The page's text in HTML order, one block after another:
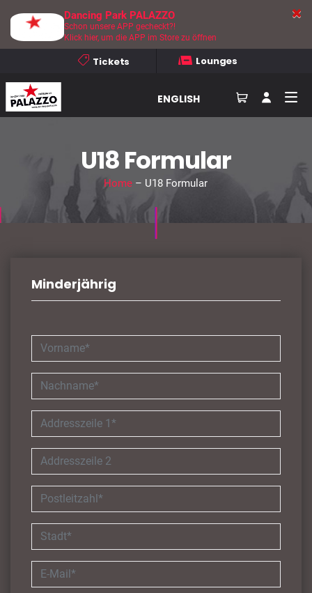
Tickets Lounges
ENGLISH
U18 Formular
Home – U18 Formular
Minderjährig
Dancing Park PALAZZO
Schon unsere APP gecheckt?!
Klick hier, um die APP im Store zu öffnen